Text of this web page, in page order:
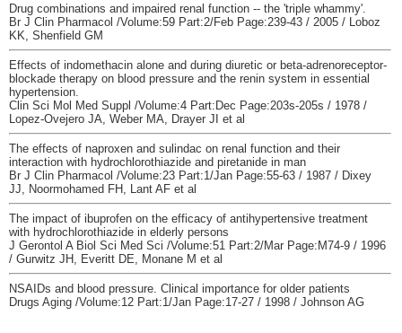
Drug combinations and impaired renal function -- the 'triple whammy'.
Br J Clin Pharmacol /Volume:59 Part:2/Feb Page:239-43 / 2005 / Loboz
KK, Shenfield GM
Effects of indomethacin alone and during diuretic or beta-adrenoreceptor-
blockade therapy on blood pressure and the renin system in essential
hypertension.
Clin Sci Mol Med Suppl /Volume:4 Part:Dec Page:203s-205s / 1978 /
Lopez-Ovejero JA, Weber MA, Drayer JI et al
The effects of naproxen and sulindac on renal function and their
interaction with hydrochlorothiazide and piretanide in man
Br J Clin Pharmacol /Volume:23 Part:1/Jan Page:55-63 / 1987 / Dixey
JJ, Noormohamed FH, Lant AF et al
The impact of ibuprofen on the efficacy of antihypertensive treatment
with hydrochlorothiazide in elderly persons
J Gerontol A Biol Sci Med Sci /Volume:51 Part:2/Mar Page:M74-9 / 1996
/ Gurwitz JH, Everitt DE, Monane M et al
NSAIDs and blood pressure. Clinical importance for older patients
Drugs Aging /Volume:12 Part:1/Jan Page:17-27 / 1998 / Johnson AG